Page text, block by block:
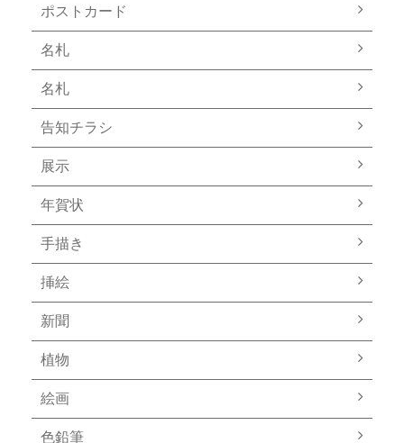
ポストカード
名札
名札
告知チラシ
展示
年賀状
手描き
挿絵
新聞
植物
絵画
色鉛筆